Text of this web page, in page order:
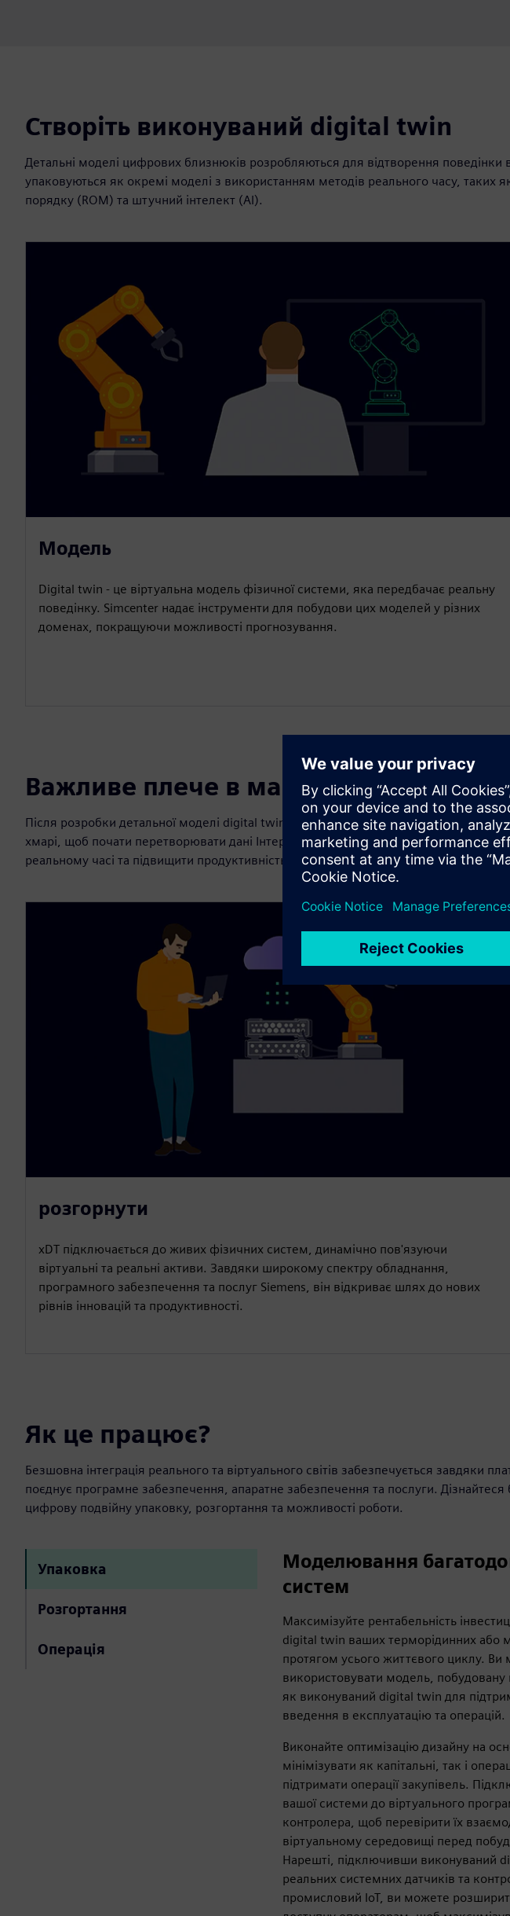
Створіть виконуваний digital twin
Детальні моделі цифрових близнюків розробляються для відтворення поведінки в
упаковуються як окремі моделі з використанням методів реального часу,
порядку (ROM) та штучний інтелект (AI).
Модель
Digital twin - це віртуальна модель фізичної системи, яка передбачає реальну
поведінку. Simcenter надає інструменти для побудови цих моделей у різних
доменах, покращуючи можливості прогнозування.
Важливе плече в масштабі
Після розробки детальної моделі digital twin розгорніть його на підключеному
хмарі, щоб почати перетворювати дані Інтернету речей (IoT) у дієві аналітичні
реальному часі та підвищити продуктивність операцій.
розгорнути
xDT підключається до живих фізичних систем, динамічно пов'язуючи
віртуальні та реальні активи. Завдяки широкому спектру обладнання,
програмного забезпечення та послуг Siemens, він відкриває шлях до нових
рівнів інновацій та продуктивності.
Як це працює?
Безшовна інтеграція реального та віртуального світів забезпечується завдяки
поєднує програмне забезпечення, апаратне забезпечення та послуги.
цифрову подвійну упаковку, розгортання та можливості роботи.
Упаковка
Розгортання
Операція
Моделювання
систем
Максимізуйте рентабельність
digital twin ваших терморідинних або
протягом усього життєвого циклу.
використовувати модель, побудовану
як виконуваний digital twin для
введення в експлуатацію та операцій.
Виконайте оптимізацію дизайну на
мінімізувати як капітальні, так і
підтримати операції закупівель.
вашої системи до віртуального
контролера, щоб перевірити їх
віртуальному середовищі перед
Нарешті, підключивши виконуваний
реальних системних датчиків та
промисловий IoT, ви можете